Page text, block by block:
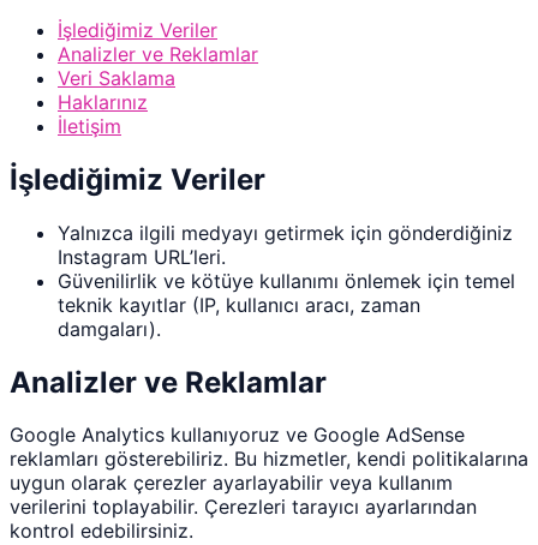
İşlediğimiz Veriler
Analizler ve Reklamlar
Veri Saklama
Haklarınız
İletişim
İşlediğimiz Veriler
Yalnızca ilgili medyayı getirmek için gönderdiğiniz
Instagram URL’leri.
Güvenilirlik ve kötüye kullanımı önlemek için temel
teknik kayıtlar (IP, kullanıcı aracı, zaman
damgaları).
Analizler ve Reklamlar
Google Analytics kullanıyoruz ve Google AdSense
reklamları gösterebiliriz. Bu hizmetler, kendi politikalarına
uygun olarak çerezler ayarlayabilir veya kullanım
verilerini toplayabilir. Çerezleri tarayıcı ayarlarından
kontrol edebilirsiniz.